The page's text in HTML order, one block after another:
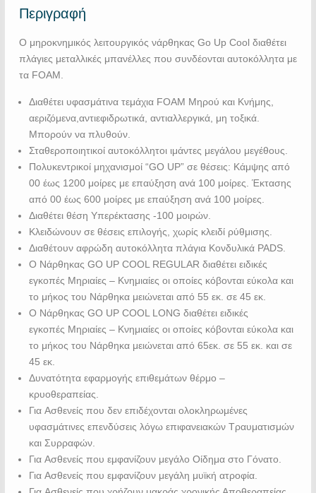
Περιγραφή
Ο μηροκνημικός λειτουργικός νάρθηκας Go Up Cool διαθέτει
πλάγιες μεταλλικές μπανέλλες που συνδέονται αυτοκόλλητα με
τα FOAM.
Διαθέτει υφασμάτινα τεμάχια FOAM Mηρού και Kνήμης,
αεριζόμενα,αντιεφιδρωτικά, αντιαλλεργικά, μη τοξικά.
Μπορούν να πλυθούν.
Σταθεροποιητικοί αυτοκόλλητοι ιμάντες μεγάλου μεγέθους.
Πολυκεντρικοί μηχανισμοί “GO UP” σε θέσεις: Κάμψης από
00 έως 1200 μοίρες με επαύξηση ανά 100 μοίρες. Έκτασης
από 00 έως 600 μοίρες με επαύξηση ανά 100 μοίρες.
Διαθέτει θέση Υπερέκτασης -100 μοιρών.
Κλειδώνουν σε θέσεις επιλογής, χωρίς κλειδί ρύθμισης.
Διαθέτουν αφρώδη αυτοκόλλητα πλάγια Κονδυλικά PADS.
Ο Nάρθηκας GO UP COOL REGULAR διαθέτει ειδικές
εγκοπές Mηριαίες – Kνημιαίες οι οποίες κόβονται εύκολα και
το μήκος του Nάρθηκα μειώνεται από 55 εκ. σε 45 εκ.
Ο Nάρθηκας GO UP COOL LONG διαθέτει ειδικές
εγκοπές Mηριαίες – Kνημιαίες οι οποίες κόβονται εύκολα και
το μήκος του Nάρθηκα μειώνεται από 65εκ. σε 55 εκ. και σε
45 εκ.
Δυνατότητα εφαρμογής επιθεμάτων θέρμο –
κρυοθεραπείας.
Για Aσθενείς που δεν επιδέχονται ολοκληρωμένες
υφασμάτινες επενδύσεις λόγω επιφανειακών Τραυματισμών
και Συρραφών.
Για Aσθενείς που εμφανίζουν μεγάλο Οίδημα στο Γόνατο.
Για Aσθενείς που εμφανίζουν μεγάλη μυϊκή ατροφία.